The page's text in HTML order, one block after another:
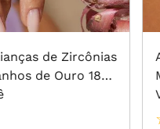
de Zircônias
de Ouro 18k,